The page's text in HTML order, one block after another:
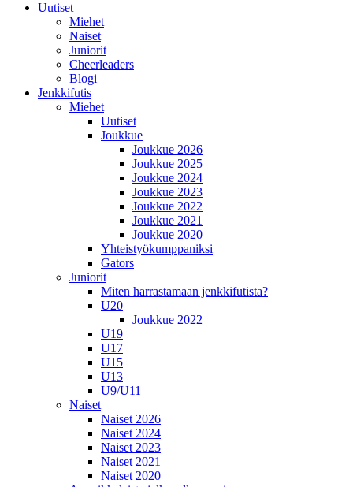
Uutiset
Miehet
Naiset
Juniorit
Cheerleaders
Blogi
Jenkkifutis
Miehet
Uutiset
Joukkue
Joukkue 2026
Joukkue 2025
Joukkue 2024
Joukkue 2023
Joukkue 2022
Joukkue 2021
Joukkue 2020
Yhteistyökumppaniksi
Gators
Juniorit
Miten harrastamaan jenkkifutista?
U20
Joukkue 2022
U19
U17
U15
U13
U9/U11
Naiset
Naiset 2026
Naiset 2024
Naiset 2023
Naiset 2021
Naiset 2020